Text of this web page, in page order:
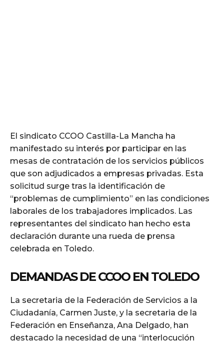
El sindicato CCOO Castilla-La Mancha ha
manifestado su interés por participar en las
mesas de contratación de los servicios públicos
que son adjudicados a empresas privadas. Esta
solicitud surge tras la identificación de
“problemas de cumplimiento” en las condiciones
laborales de los trabajadores implicados. Las
representantes del sindicato han hecho esta
declaración durante una rueda de prensa
celebrada en Toledo.
DEMANDAS DE CCOO EN TOLEDO
La secretaria de la Federación de Servicios a la
Ciudadanía, Carmen Juste, y la secretaria de la
Federación en Enseñanza, Ana Delgado, han
destacado la necesidad de una “interlocución